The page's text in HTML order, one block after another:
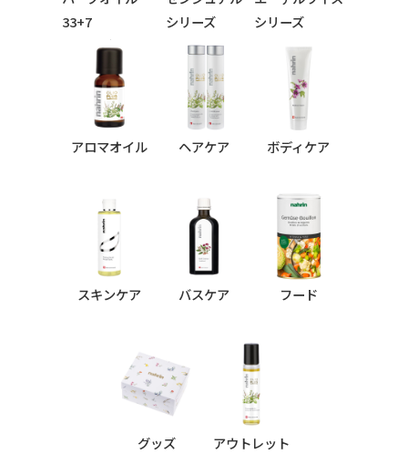
33+7
シリーズ
シリーズ
シリーズ
アロマオイル ヘアケア ボディケア
スキンケア バスケア フード
グッズ アウトレット